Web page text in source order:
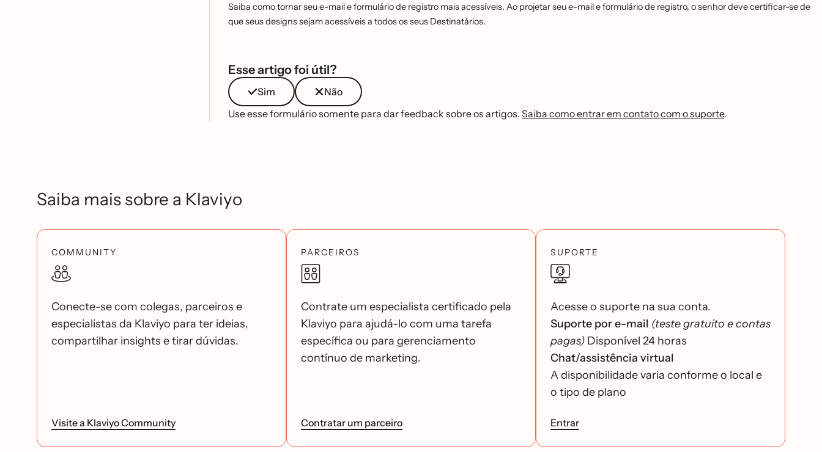
Saiba como tornar seu e-mail e formulário de registro mais acessíveis. Ao projetar seu e-mail e formulário de registro, o senhor deve certificar-se de
que seus designs sejam acessíveis a todos os seus Destinatários.
Esse artigo foi útil?
Sim
Não
Use esse formulário somente para dar feedback sobre os artigos. Saiba como entrar em contato com o suporte.
Saiba mais sobre a Klaviyo
COMMUNITY
Conecte-se com colegas, parceiros e
especialistas da Klaviyo para ter ideias,
compartilhar insights e tirar dúvidas.
Visite a Klaviyo Community
PARCEIROS
Contrate um especialista certificado pela
Klaviyo para ajudá-lo com uma tarefa
específica ou para gerenciamento
contínuo de marketing.
Contratar um parceiro
SUPORTE
Acesse o suporte na sua conta.
Suporte por e-mail (teste gratuito e contas
pagas) Disponível 24 horas
Chat/assistência virtual
A disponibilidade varia conforme o local e
o tipo de plano
Entrar